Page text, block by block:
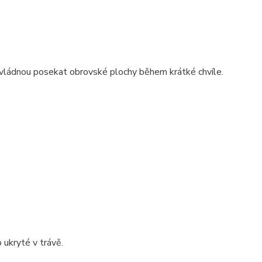
posekat obrovské plochy během krátké chvíle.
ukryté v trávě.